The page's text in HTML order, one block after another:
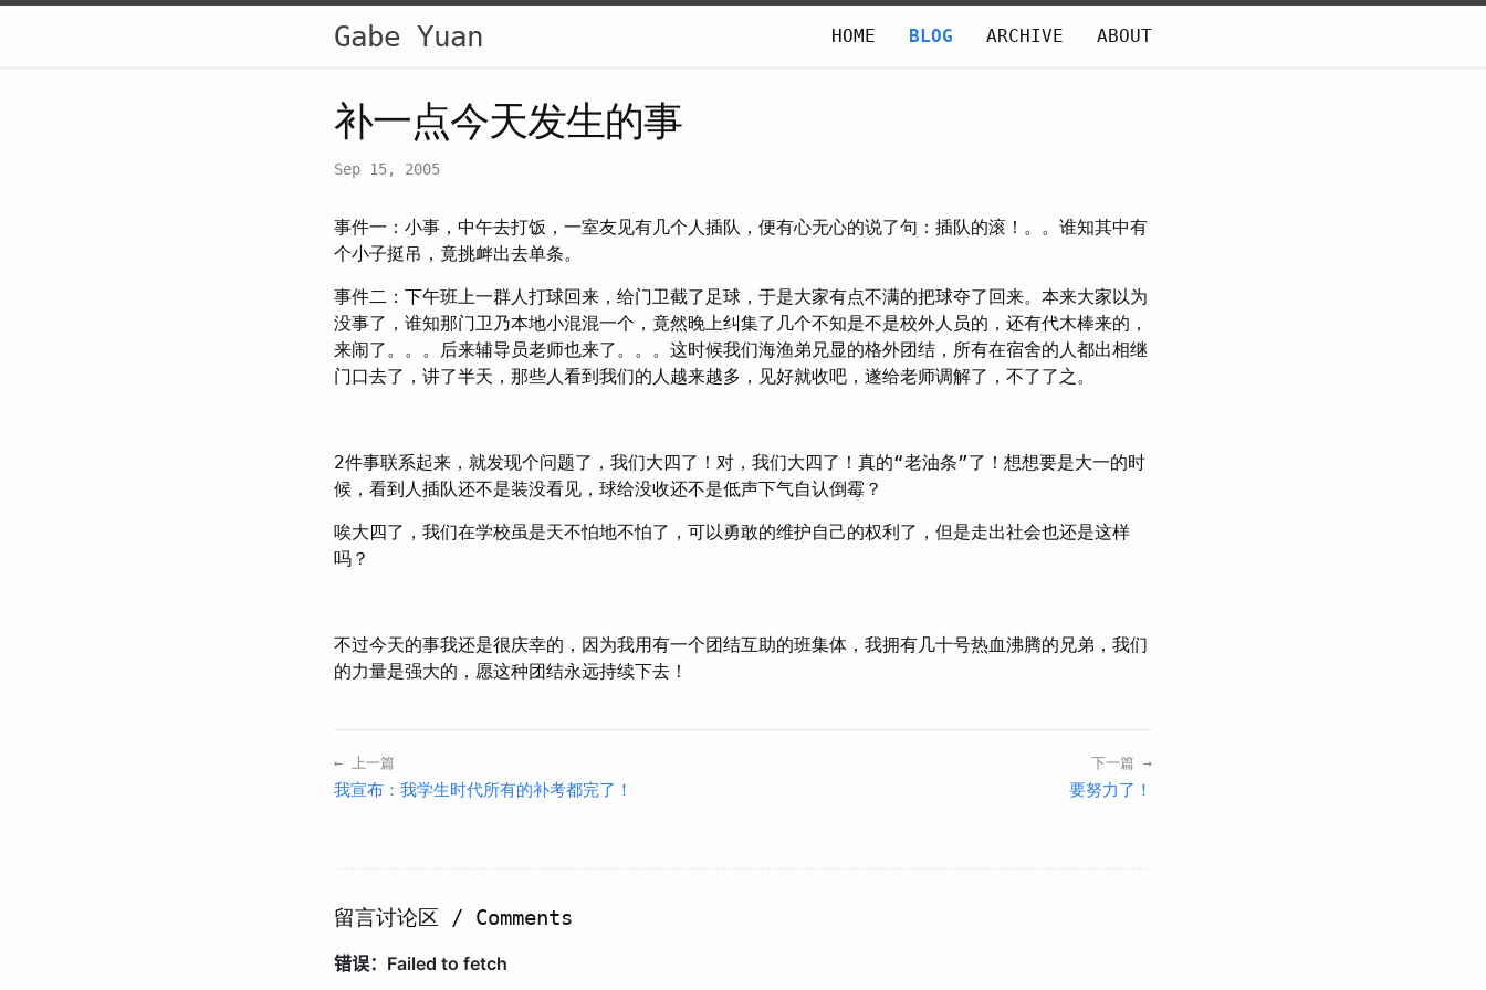
Gabe Yuan HOME BLOG ARCHIVE ABOUT
补一点今天发生的事
Sep 15, 2005
事件一：小事，中午去打饭，一室友见有几个人插队，便有心无心的说了句：插队的滚！。。谁知其中有
个小子挺吊，竟挑衅出去单条。
事件二：下午班上一群人打球回来，给门卫截了足球，于是大家有点不满的把球夺了回来。本来大家以为
没事了，谁知那门卫乃本地小混混一个，竟然晚上纠集了几个不知是不是校外人员的，还有代木棒来的，
来闹了。。。后来辅导员老师也来了。。。这时候我们海渔弟兄显的格外团结，所有在宿舍的人都出相继
门口去了，讲了半天，那些人看到我们的人越来越多，见好就收吧，遂给老师调解了，不了了之。
2件事联系起来，就发现个问题了，我们大四了！对，我们大四了！真的“老油条”了！想想要是大一的时
候，看到人插队还不是装没看见，球给没收还不是低声下气自认倒霉？
唉大四了，我们在学校虽是天不怕地不怕了，可以勇敢的维护自己的权利了，但是走出社会也还是这样
吗？
不过今天的事我还是很庆幸的，因为我用有一个团结互助的班集体，我拥有几十号热血沸腾的兄弟，我们
的力量是强大的，愿这种团结永远持续下去！
← 上一篇
我宣布：我学生时代所有的补考都完了！
下一篇 →
要努力了！
留言讨论区 / Comments